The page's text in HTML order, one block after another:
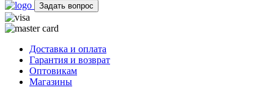
Задать вопрос
Доставка и оплата
Гарантия и возврат
Оптовикам
Магазины